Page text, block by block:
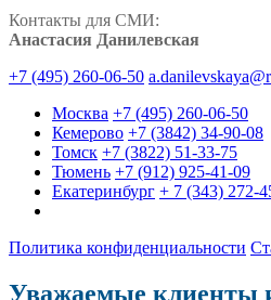
Контакты для СМИ:
Анастасия Данилевская
+7 (495) 260-06-50
Москва +7 (495) 260-06-50
Кемерово +7 (3842) 34-90-08
Томск +7 (3822) 51-33-75
Тюмень +7 (912) 925-41-09
Екатеринбург + 7 (343) 272-
Политика конфиденциальности
Уважаемые клиенты